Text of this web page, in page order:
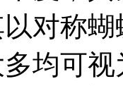
对称
均可